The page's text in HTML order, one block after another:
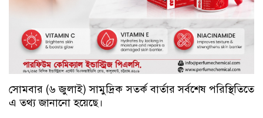
সোমবার (৬ জুলাই) সামুদ্রিক সতর্ক বার্তার সর্বশেষ পরিস্থিতিতে
এ তথ্য জানানো হয়েছে।